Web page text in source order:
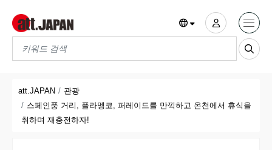
Translations title cont
att.JAPAN
관광
스페인풍 거리, 플라멩코, 퍼레이드를 만끽하고 온천에서 휴식을
취하며 재충전하자!